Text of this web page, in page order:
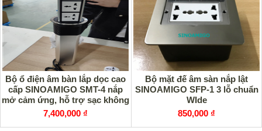
Bộ ổ điện âm bàn lắp dọc cao
cấp SINOAMIGO SMT-4 nắp
mở cảm ứng, hỗ trợ sạc không
dây 15W
7,400,000 ₫
Bộ mặt đế âm sàn nắp lật
SINOAMIGO SFP-1 3 lỗ chuẩn
WIde
850,000 ₫